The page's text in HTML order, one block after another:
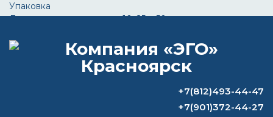
Упаковка
Доступно в упаковках по 10, 25 и 50 кг.
Хранение
Срок хранения составляет 1 год с момента производства.
ВОПРОС-ОТВЕТ
+7(812)493-44-47
+7(901)372-44-27